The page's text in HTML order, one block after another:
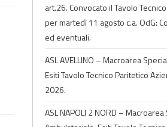
art.26. Convocato il Tavolo
per martedì 11 agosto c.a. OdG:
ed eventuali.
ASL AVELLINO – Macroarea
Esiti Tavolo Tecnico Paritetico
2026.
ASL NAPOLI 2 NORD –